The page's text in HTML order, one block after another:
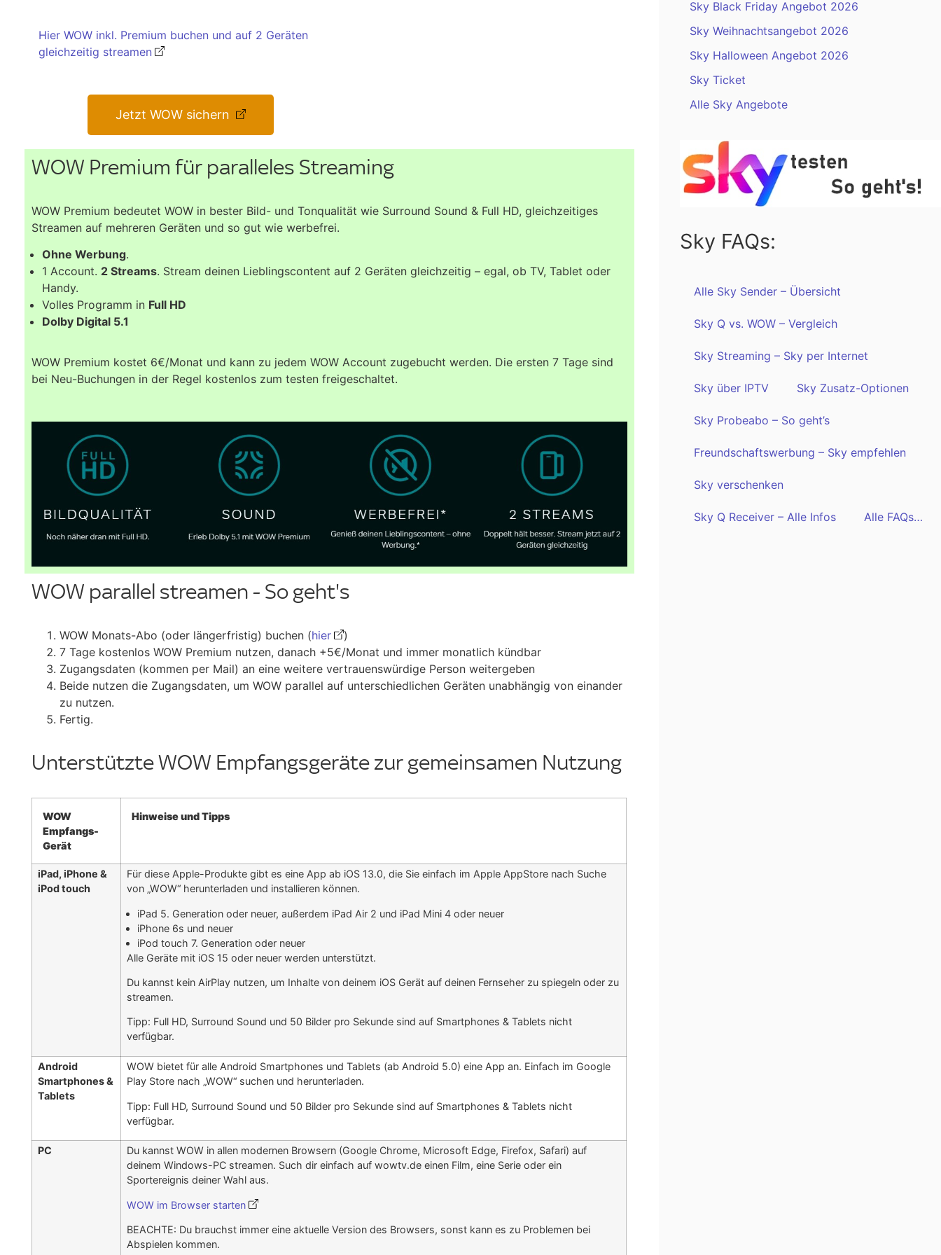
Hier WOW inkl. Premium buchen und auf 2 Geräten
gleichzeitig streamen
Jetzt WOW sichern
WOW Premium für paralleles Streaming
WOW Premium bedeutet WOW in bester Bild- und Tonqualität wie Surround Sound & Full HD, gleichzeitiges
Streamen auf mehreren Geräten und so gut wie werbefrei.
Ohne Werbung.
1 Account. 2 Streams. Stream deinen Lieblingscontent auf 2 Geräten gleichzeitig – egal, ob TV, Tablet oder
Handy.
Volles Programm in Full HD
Dolby Digital 5.1
WOW Premium kostet 6€/Monat und kann zu jedem WOW Account zugebucht werden. Die ersten 7 Tage sind
bei Neu-Buchungen in der Regel kostenlos zum testen freigeschaltet.
WOW parallel streamen - So geht's
WOW Monats-Abo (oder längerfristig) buchen (hier
)
7 Tage kostenlos WOW Premium nutzen, danach +5€/Monat und immer monatlich kündbar
Zugangsdaten (kommen per Mail) an eine weitere vertrauenswürdige Person weitergeben
Beide nutzen die Zugangsdaten, um WOW parallel auf unterschiedlichen Geräten unabhängig von einander
zu nutzen.
Fertig.
Unterstützte WOW Empfangsgeräte zur gemeinsamen Nutzung
WOW
Empfangs-
Gerät
Hinweise und Tipps
iPad, iPhone &
iPod touch
Für diese Apple-Produkte gibt es eine App ab iOS 13.0, die Sie einfach im Apple AppStore nach Suche
von „WOW“ herunterladen und installieren können.
iPad 5. Generation oder neuer, außerdem iPad Air 2 und iPad Mini 4 oder neuer
iPhone 6s und neuer
iPod touch 7. Generation oder neuer
Alle Geräte mit iOS 15 oder neuer werden unterstützt.
Du kannst kein AirPlay nutzen, um Inhalte von deinem iOS Gerät auf deinen Fernseher zu spiegeln oder zu
streamen.
Tipp: Full HD, Surround Sound und 50 Bilder pro Sekunde sind auf Smartphones & Tablets nicht
verfügbar.
Android
Smartphones &
Tablets
WOW bietet für alle Android Smartphones und Tablets (ab Android 5.0) eine App an. Einfach im Google
Play Store nach „WOW“ suchen und herunterladen.
Tipp: Full HD, Surround Sound und 50 Bilder pro Sekunde sind auf Smartphones & Tablets nicht
verfügbar.
PC
Du kannst WOW in allen modernen Browsern (Google Chrome, Microsoft Edge, Firefox, Safari) auf
deinem Windows-PC streamen. Such dir einfach auf wowtv.de einen Film, eine Serie oder ein
Sportereignis deiner Wahl aus.
WOW im Browser starten
BEACHTE: Du brauchst immer eine aktuelle Version des Browsers, sonst kann es zu Problemen bei
Abspielen kommen.
Sky Black Friday Angebot 2026
Sky Weihnachtsangebot 2026
Sky Halloween Angebot 2026
Sky Ticket
Alle Sky Angebote
Sky FAQs:
Alle Sky Sender – Übersicht
Sky Q vs. WOW – Vergleich
Sky Streaming – Sky per Internet
Sky über IPTV Sky Zusatz-Optionen
Sky Probeabo – So geht’s
Freundschaftswerbung – Sky empfehlen
Sky verschenken
Sky Q Receiver – Alle Infos Alle FAQs…